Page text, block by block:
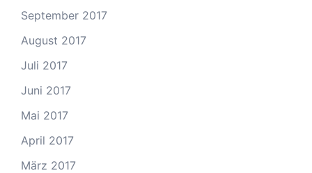
September 2017
August 2017
Juli 2017
Juni 2017
Mai 2017
April 2017
März 2017